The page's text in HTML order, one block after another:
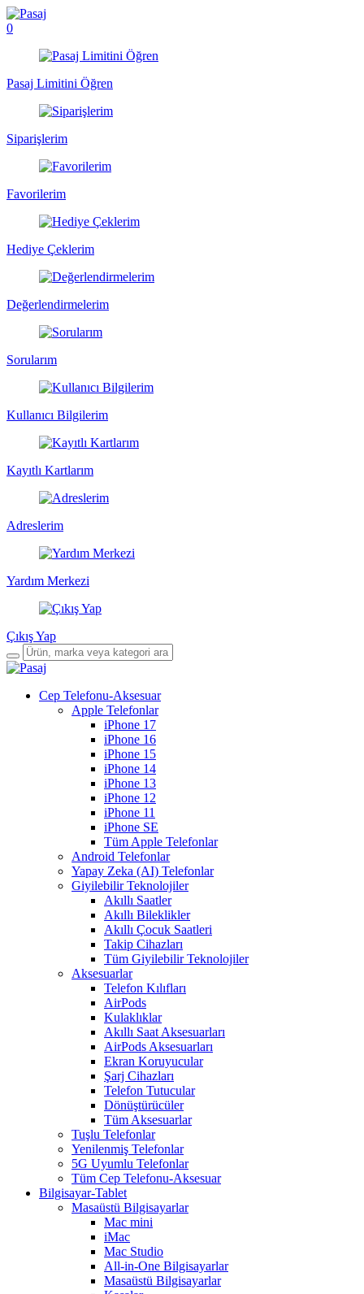
0
Pasaj Limitini Öğren
Siparişlerim
Favorilerim
Hediye Çeklerim
Değerlendirmelerim
Sorularım
Kullanıcı Bilgilerim
Kayıtlı Kartlarım
Adreslerim
Yardım Merkezi
Çıkış Yap
Cep Telefonu-Aksesuar
Apple Telefonlar
iPhone 17
iPhone 16
iPhone 15
iPhone 14
iPhone 13
iPhone 12
iPhone 11
iPhone SE
Tüm Apple Telefonlar
Android Telefonlar
Yapay Zeka (AI) Telefonlar
Giyilebilir Teknolojiler
Akıllı Saatler
Akıllı Bileklikler
Akıllı Çocuk Saatleri
Takip Cihazları
Tüm Giyilebilir Teknolojiler
Aksesuarlar
Telefon Kılıfları
AirPods
Kulaklıklar
Akıllı Saat Aksesuarları
AirPods Aksesuarları
Ekran Koruyucular
Şarj Cihazları
Telefon Tutucular
Dönüştürücüler
Tüm Aksesuarlar
Tuşlu Telefonlar
Yenilenmiş Telefonlar
5G Uyumlu Telefonlar
Tüm Cep Telefonu-Aksesuar
Bilgisayar-Tablet
Masaüstü Bilgisayarlar
Mac mini
iMac
Mac Studio
All-in-One Bilgisayarlar
Masaüstü Bilgisayarlar